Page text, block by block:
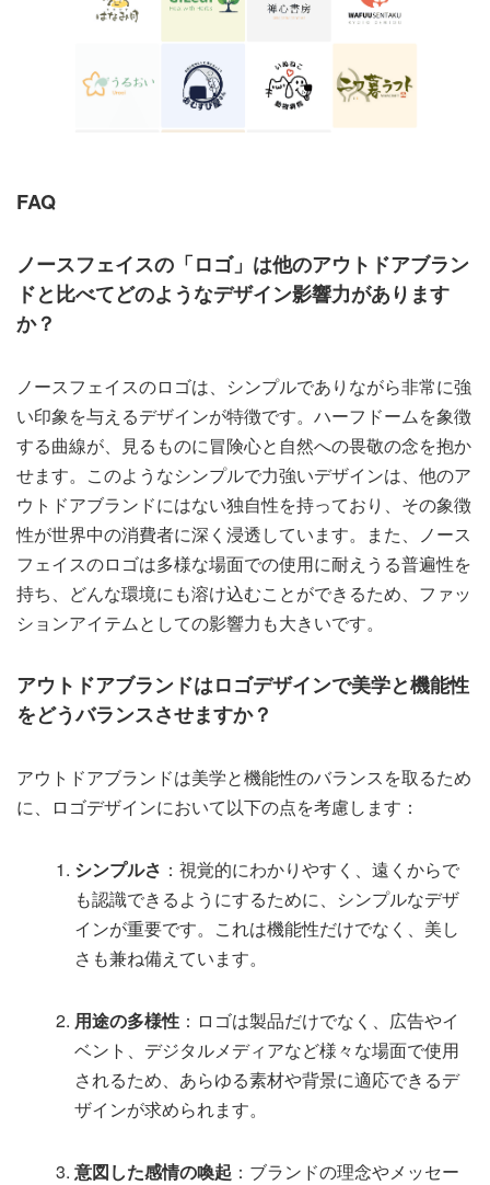
FAQ
ノースフェイスの「ロゴ」は他のアウトドアブラン
ドと比べてどのようなデザイン影響力があります
か？
ノースフェイスのロゴは、シンプルでありながら非常に強
い印象を与えるデザインが特徴です。ハーフドームを象徴
する曲線が、見るものに冒険心と自然への畏敬の念を抱か
せます。このようなシンプルで力強いデザインは、他のア
ウトドアブランドにはない独自性を持っており、その象徴
性が世界中の消費者に深く浸透しています。また、ノース
フェイスのロゴは多様な場面での使用に耐えうる普遍性を
持ち、どんな環境にも溶け込むことができるため、ファッ
ションアイテムとしての影響力も大きいです。
アウトドアブランドはロゴデザインで美学と機能性
をどうバランスさせますか？
アウトドアブランドは美学と機能性のバランスを取るため
に、ロゴデザインにおいて以下の点を考慮します：
シンプルさ ：視覚的にわかりやすく、遠くからで
も認識できるようにするために、シンプルなデザ
インが重要です。これは機能性だけでなく、美し
さも兼ね備えています。
用途の多様性 ：ロゴは製品だけでなく、広告やイ
ベント、デジタルメディアなど様々な場面で使用
されるため、あらゆる素材や背景に適応できるデ
ザインが求められます。
意図した感情の喚起 ：ブランドの理念やメッセー